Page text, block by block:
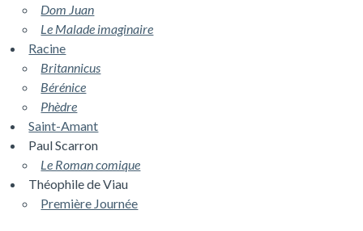
Dom Juan
Le Malade imaginaire
Racine
Britannicus
Bérénice
Phèdre
Saint-Amant
Paul Scarron
Le Roman comique
Théophile de Viau
Première Journée